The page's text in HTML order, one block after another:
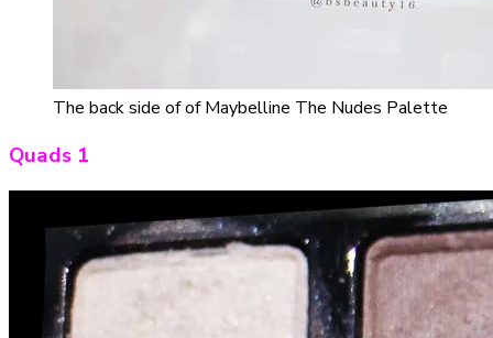
The back side of of Maybelline The Nudes Palette
Quads 1